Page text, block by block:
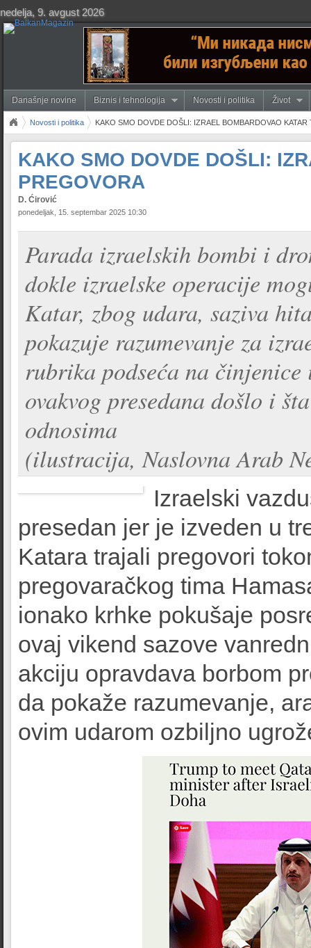
nedelja, 9. avgust 2026
Današnje novine Biznis i tehnologija Novosti i politika Život
Novosti i politika KAKO SMO DOVDE DOŠLI: IZRAEL BOMBARDOVAO
KAKO SMO DOVDE DOŠLI:
PREGOVORA
D. Ćirović
ponedeljak, 15. septembar 2025 10:30
Parada izraelskih bombi i
dokle izraelske operacije
Katar, zbog udara, saziva
pokazuje razumevanje za
rubrika podseća na
ovakvog presedana došlo i
odnosima
(ilustracija, Naslovna Arab
Izraelski
presedan jer je izveden u
Katara trajali pregovori
pregovaračkog tima
ionako krhke pokušaje
ovaj vikend sazove
akciju opravdava borbom
da pokaže razumevanje,
ovim udarom ozbiljno